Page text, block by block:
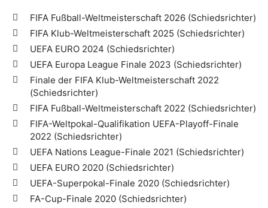
FIFA Fußball-Weltmeisterschaft 2026 (Schiedsrichter)
FIFA Klub-Weltmeisterschaft 2025 (Schiedsrichter)
UEFA EURO 2024 (Schiedsrichter)
UEFA Europa League Finale 2023 (Schiedsrichter)
Finale der FIFA Klub-Weltmeisterschaft 2022
(Schiedsrichter)
FIFA Fußball-Weltmeisterschaft 2022 (Schiedsrichter)
FIFA-Weltpokal-Qualifikation UEFA-Playoff-Finale
2022 (Schiedsrichter)
UEFA Nations League-Finale 2021 (Schiedsrichter)
UEFA EURO 2020 (Schiedsrichter)
UEFA-Superpokal-Finale 2020 (Schiedsrichter)
FA-Cup-Finale 2020 (Schiedsrichter)